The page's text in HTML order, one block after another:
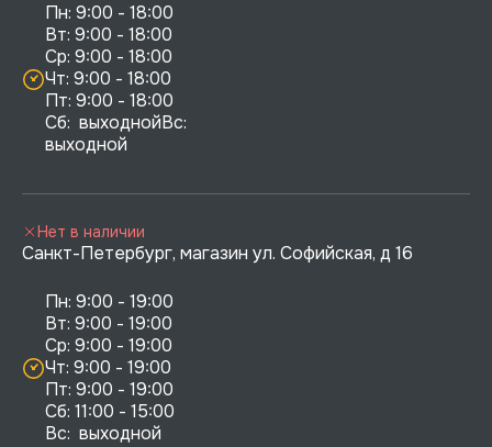
Пн: 9:00 - 18:00
Вт: 9:00 - 18:00
Ср: 9:00 - 18:00
Чт: 9:00 - 18:00
Пт: 9:00 - 18:00
Сб:  выходнойВс:
выходной
Санкт-Петербург, магазин ул. Софийская, д 16
Пн: 9:00 - 19:00
Вт: 9:00 - 19:00
Ср: 9:00 - 19:00
Чт: 9:00 - 19:00
Пт: 9:00 - 19:00
Сб: 11:00 - 15:00
Вс:  выходной
Нет в наличии